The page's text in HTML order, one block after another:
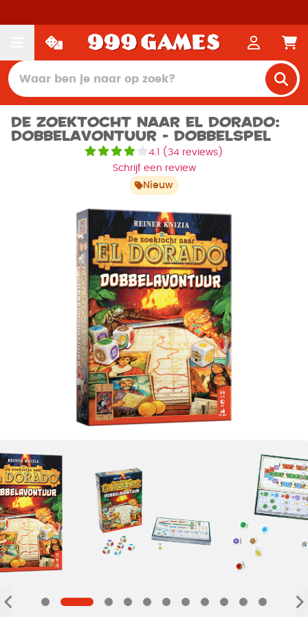
De Zoektocht naar El Dorado:
Dobbelavontuur - Dobbelspel
4.1 ( 34 reviews)
Schrijf een review
Nieuw